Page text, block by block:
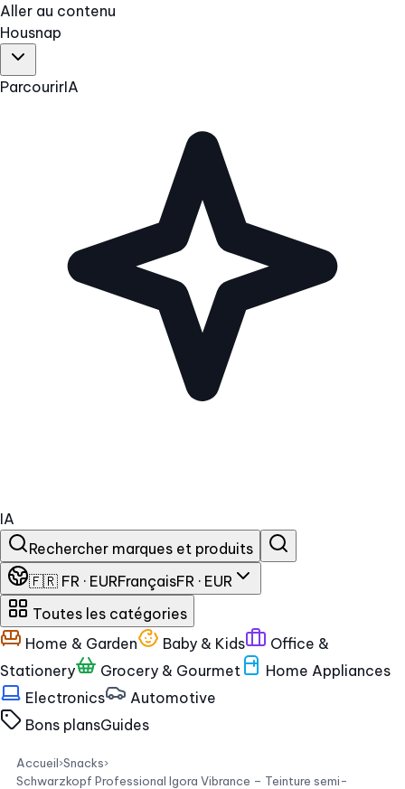
Aller au contenu
Housnap
ParcourirIA
IA
Rechercher marques et produits
🇫🇷 FR · EURFrançaisFR · EUR
Toutes les catégories
Home & Garden
Baby & Kids
Office &
Stationery
Grocery & Gourmet
Home Appliances
Electronics
Automotive
Bons plansGuides
Accueil›Snacks›
Schwarzkopf Professional Igora Vibrance – Teinture semi-